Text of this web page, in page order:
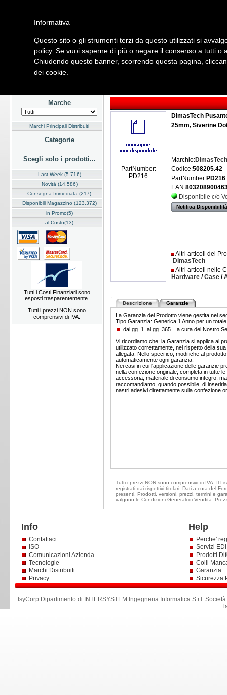
Home Listino Marchi Dati Cliente Servizi Company
Hardware Software Fotografia Telefonia Audio Video
Marche
Marchi Principali Distribuiti
Categorie
Scegli solo i prodotti...
Last Week (5.716)
Novità (14.586)
Consegna Immediata (217)
Disponibili Magazzino (123.372)
in Promo(5)
al Costo(13)
Tutti i Costi Finanziari sono
esposti trasparentemente.
Tutti i prezzi NON sono
comprensivi di IVA.
PartNumber:
PD216
DimasTech
25mm, Siverine
Marchio:
Codice:508205.42
PartNumber:PD216
EAN:
Disponibile c/o
Notifica Disponibilità
Altri articoli del
DimasTech
Altri articoli nelle
Hardware /Case /
Descrizione Garanzie
La Garanzia del Prodotto viene gestita nel
Tipo Garanzia: Generica 1 Anno per un
dal gg. 1 al gg. 365 a cura del Nostro
Vi ricordiamo che: la Garanzia si applica al
utilizzato correttamente, nel rispetto della
allegata. Nello specifico, modifiche al
automaticamente ogni garanzia.
Nei casi in cui l'applicazione delle garanzie
nella confezione originale, completa in tutte
accessoria, materiale di consumo integro,
raccomandiamo, quando possibile, di
nastri adesivi direttamente sulla confezione
Tutti i prezzi NON sono comprensivi di IVA. Il
registrati dai rispettivi titolari. Dati a cura del
presenti. Prodotti, versioni, prezzi, termini e
valgono le Condizioni Generali di Vendita.
Info Help
Contattaci
ISO
Comunicazioni Azienda
Tecnologie
Marchi Distribuiti
Privacy
Perche'
Servizi
Prodotti
Colli
Garanzia
Sicurezza
IsyCorp Dipartimento di INTERSYSTEM Ingegneria Informatica S.r.l .
Informativa
Questo sito o gli strumenti terzi da questo utilizzati si
policy. Se vuoi saperne di più o negare il consenso a tutti o
Chiudendo questo banner, scorrendo questa pagina,
dei cookie.